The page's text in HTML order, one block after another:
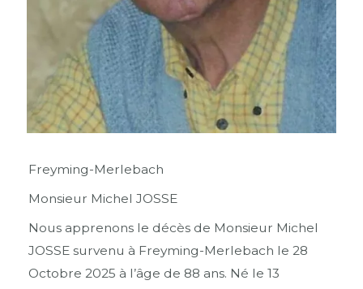
Freyming-Merlebach
Monsieur Michel JOSSE
Nous apprenons le décès de Monsieur Michel
JOSSE survenu à Freyming-Merlebach le 28
Octobre 2025 à l’âge de 88 ans. Né le 13